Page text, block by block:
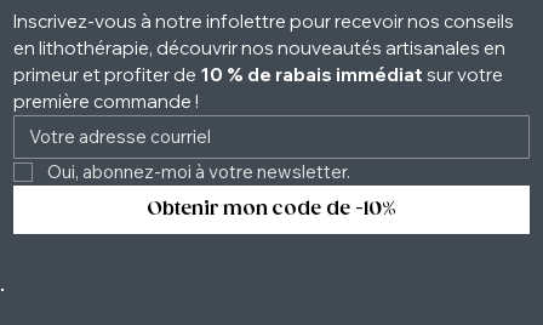
Inscrivez-vous à notre infolettre pour recevoir nos conseils
en lithothérapie, découvrir nos nouveautés artisanales en
primeur et profiter de 10 % de rabais immédiat sur votre
première commande !
Obtenir mon code de -10%